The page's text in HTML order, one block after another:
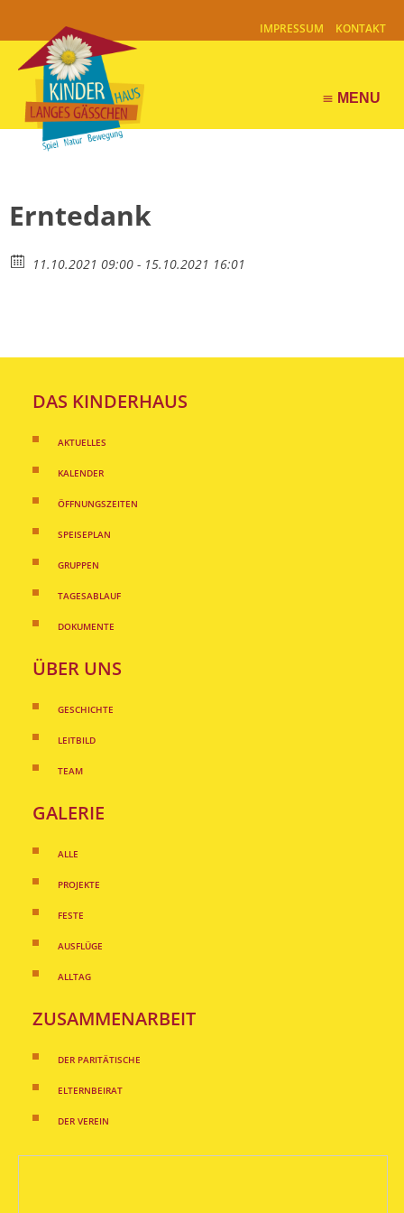
IMPRESSUM KONTAKT
menu MENU
Erntedank
11.10.2021 09:00 - 15.10.2021 16:01
DAS KINDERHAUS
AKTUELLES
KALENDER
ÖFFNUNGSZEITEN
SPEISEPLAN
GRUPPEN
TAGESABLAUF
DOKUMENTE
ÜBER UNS
GESCHICHTE
LEITBILD
TEAM
GALERIE
ALLE
PROJEKTE
FESTE
AUSFLÜGE
ALLTAG
ZUSAMMENARBEIT
DER PARITÄTISCHE
ELTERNBEIRAT
DER VEREIN